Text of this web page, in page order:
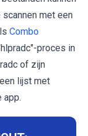
met een
Combo
proces in
of zijn
lijst met
app.